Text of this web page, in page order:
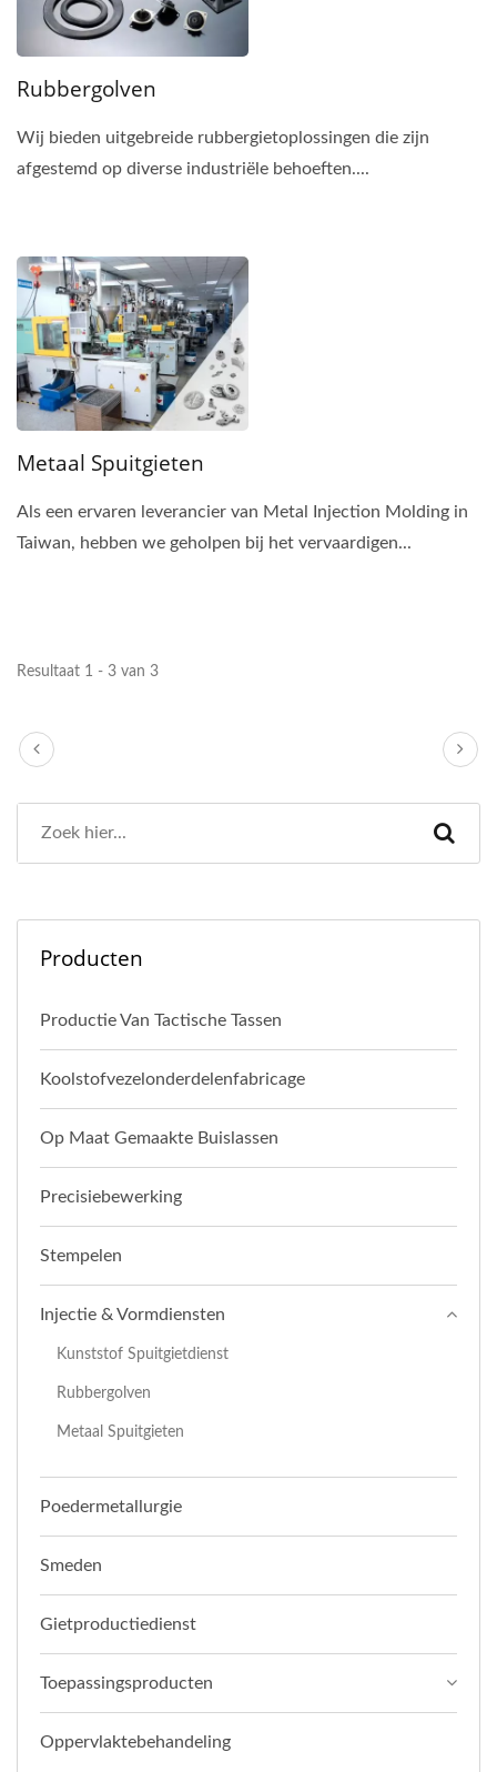
Rubbergolven
Wij bieden uitgebreide rubbergietoplossingen die zijn
afgestemd op diverse industriële behoeften....
Metaal Spuitgieten
Als een ervaren leverancier van Metal Injection Molding in
Taiwan, hebben we geholpen bij het vervaardigen...
Resultaat 1 - 3 van 3
Producten
Productie Van Tactische Tassen
Koolstofvezelonderdelenfabricage
Op Maat Gemaakte Buislassen
Precisiebewerking
Stempelen
Injectie & Vormdiensten
Kunststof Spuitgietdienst
Rubbergolven
Metaal Spuitgieten
Poedermetallurgie
Smeden
Gietproductiedienst
Toepassingsproducten
Oppervlaktebehandeling